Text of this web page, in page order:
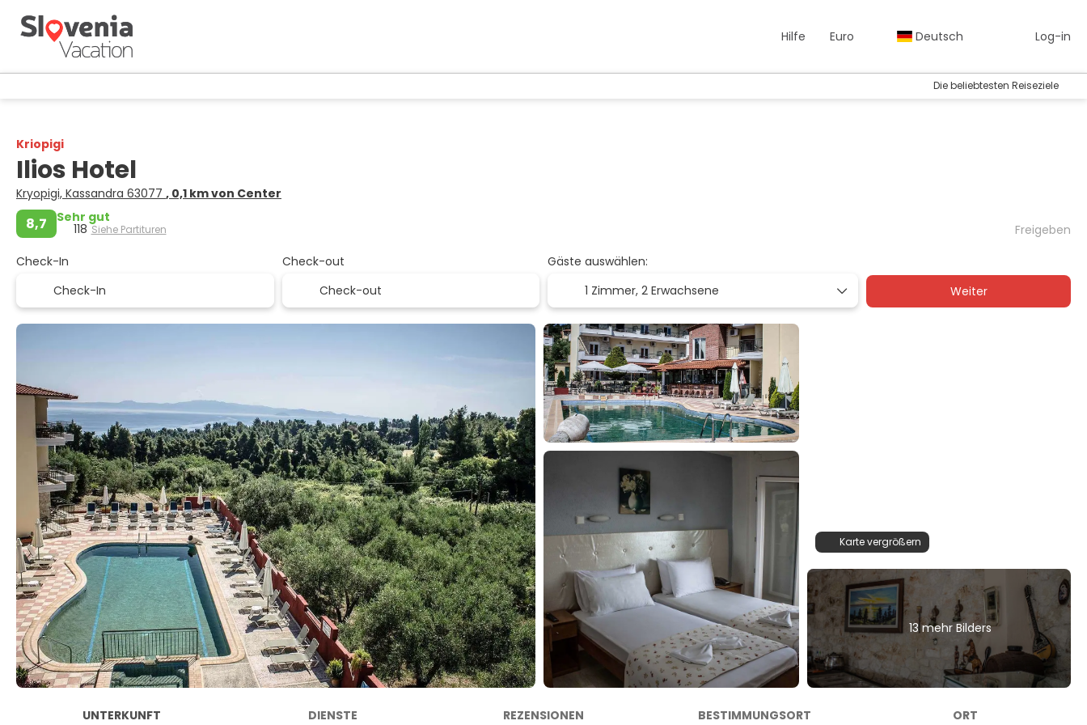
Hilfe Euro Deutsch Log-in
Die beliebtesten Reiseziele
Kriopigi
Ilios Hotel
Kryopigi, Kassandra 63077 , 0,1 km von Center
8,7 Sehr gut
118 Siehe Partituren
Freigeben
Check-In
Check-out
Gäste auswählen:
1 Zimmer, 2 Erwachsene Weiter
Karte vergrößern
13 mehr Bilders
UNTERKUNFT DIENSTE REZENSIONEN BESTIMMUNGSORT ORT